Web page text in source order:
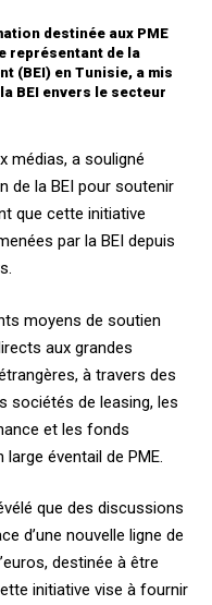
destinée aux PME
représentant de la
(BEI) en Tunisie, a mis
BEI envers le secteur
médias, a souligné
de la BEI pour soutenir
que cette initiative
par la BEI depuis
moyens de soutien
aux grandes
à travers des
sociétés de leasing, les
et les fonds
éventail de PME.
que des discussions
d’une nouvelle ligne de
destinée à être
initiative vise à fournir